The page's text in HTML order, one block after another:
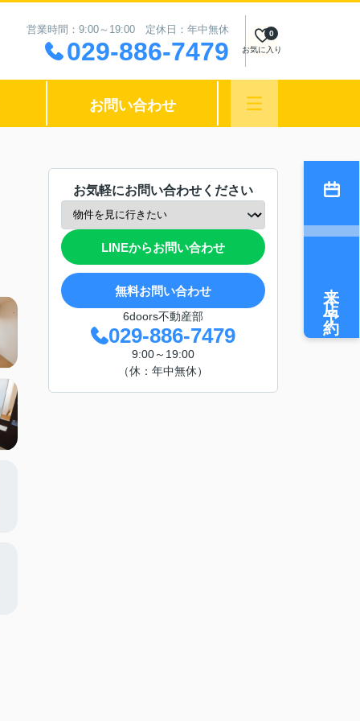
営業時間：9:00～19:00 定休日：年中無休
029-886-7479 お気に入り
0
お問い合わせ
お気軽にお問い合わせください
LINEからお問い合わせ
無料お問い合わせ
6doors不動産部
029-886-7479
9:00～19:00
（休：年中無休）
来店予約